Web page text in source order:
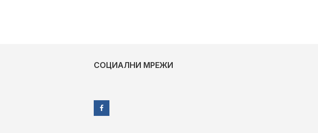
СОЦИАЛНИ МРЕЖИ